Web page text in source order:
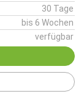
30 Tage
bis 6 Wochen
verfügbar